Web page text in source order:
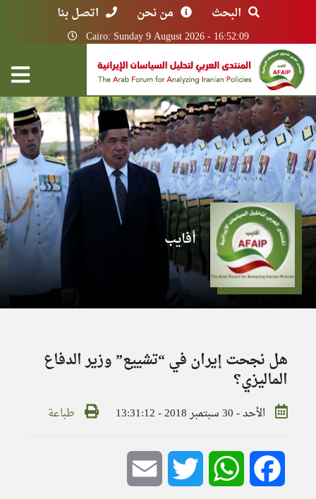
البحث من نحن اتصل بنا
Cairo: Sunday 9 August 2026 - 16:52:09
أفايب
هل نجحت إيران في “تشييع” وزير الدفاع
الماليزي؟
الأحد - 30 سبتمبر 2018 - 13:31:12 طباعة
Facebook
WhatsApp
Twitter